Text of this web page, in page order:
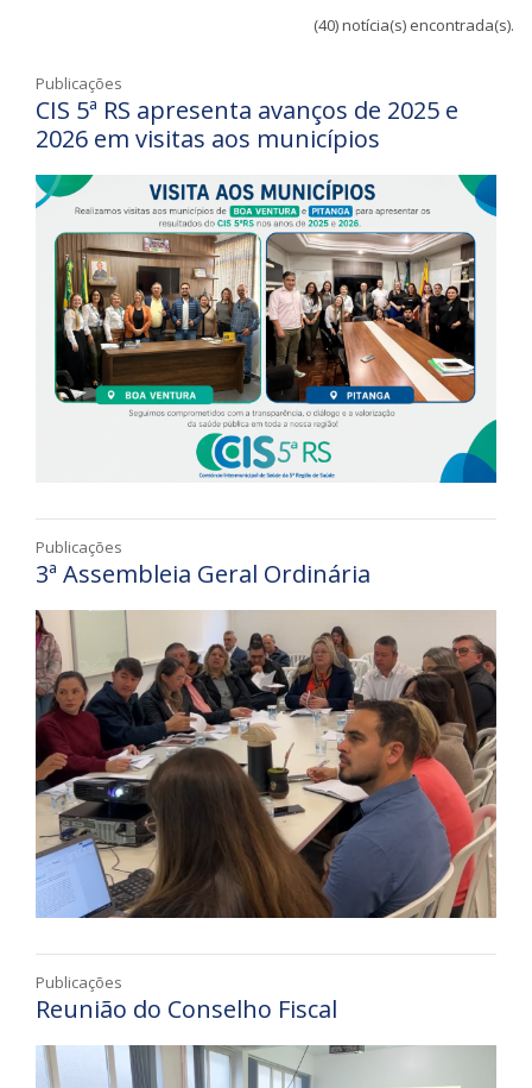
(40) notícia(s) encontrada(s).
Publicações
CIS 5ª RS apresenta avanços de 2025 e
2026 em visitas aos municípios
Publicações
3ª Assembleia Geral Ordinária
Publicações
Reunião do Conselho Fiscal